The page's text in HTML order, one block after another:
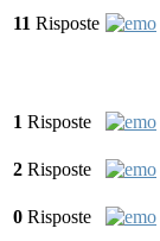
11 Risposte
1 Risposte
2 Risposte
0 Risposte